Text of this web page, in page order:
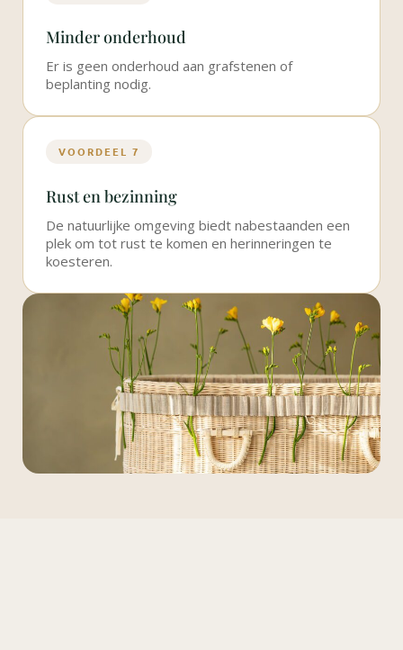
Minder onderhoud
Er is geen onderhoud aan grafstenen of
beplanting nodig.
VOORDEEL 7
Rust en bezinning
De natuurlijke omgeving biedt nabestaanden een
plek om tot rust te komen en herinneringen te
koesteren.